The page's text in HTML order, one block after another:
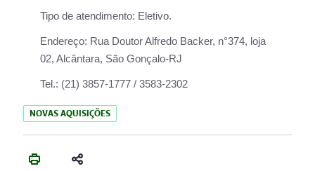
Tipo de atendimento: Eletivo.
Endereço: Rua Doutor Alfredo Backer, n°374, loja
02, Alcântara, São Gonçalo-RJ
Tel.: (21) 3857-1777 / 3583-2302
NOVAS AQUISIÇÕES